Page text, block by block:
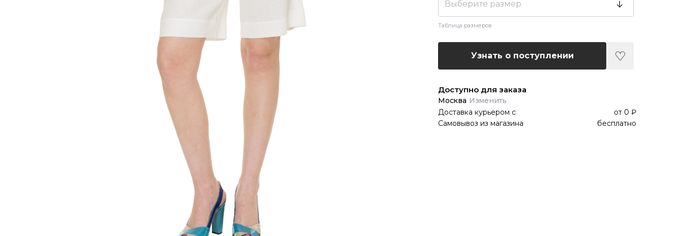
Выберите размер
Таблица размеров
Узнать о поступлении
Доступно для заказа
Москва Изменить
Доставка курьером с от 0 ₽
Самовывоз из магазина
бесплатно